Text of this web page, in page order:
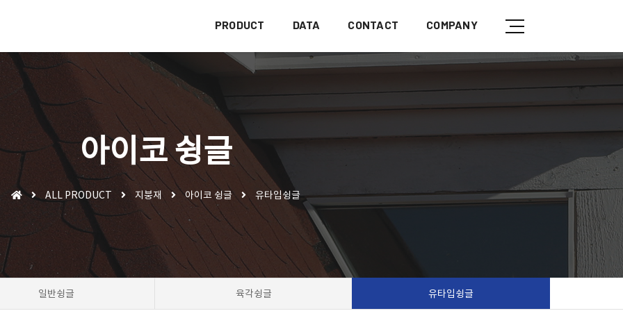
PRODUCT DATA CONTACT COMPANY
아이코 슁글
ALL PRODUCT 지붕재 아이코 슁글 유타입슁글
일반슁글 육각슁글 유타입슁글